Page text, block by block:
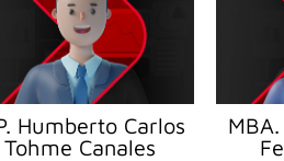
Humberto Carlos
Tohme Canales